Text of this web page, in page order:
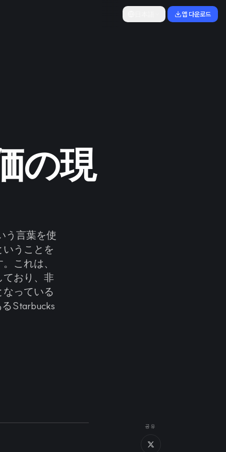
앱 다운로드
の現
う言葉を使
うことを
これは、
おり、非
っている
Starbucks
공유